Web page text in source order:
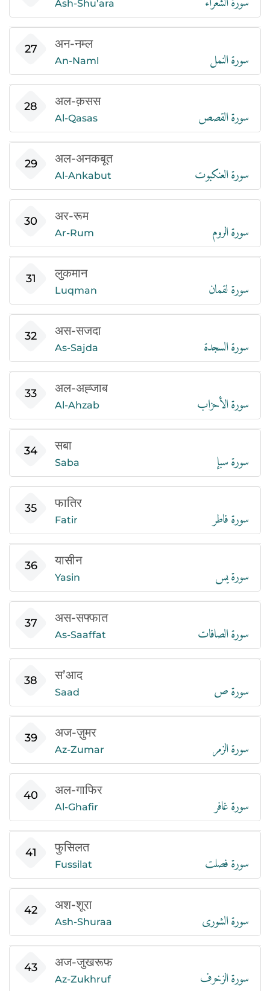
Ash-Shu’ara
27 अन-नम्ल
An-Naml سورة النمل
28 अल-क़सस
Al-Qasas سورة القصص
29 अल-अनकबूत
Al-Ankabut سورة العنكبوت
30 अर-रूम
Ar-Rum سورة الروم
31 लुकमान
Luqman سورة لقمان
32 अस-सजदा
As-Sajda سورة السجدة
33 अल-अह्जाब
Al-Ahzab سورة الأحزاب
34 सबा
Saba سورة سبإ
35 फातिर
Fatir سورة فاطر
36 यासीन
Yasin سورة يس
37 अस-सफ्फात
As-Saaffat سورة الصافات
38 स’आद
Saad سورة ص
39 अज-ज़ुमर
Az-Zumar سورة الزمر
40 अल-गाफिर
Al-Ghafir سورة غافر
41 फुसिलत
Fussilat سورة فصلت
42 अश-शूरा
Ash-Shuraa سورة الشورى
43 अज-जुखरूफ
Az-Zukhruf سورة الزخرف